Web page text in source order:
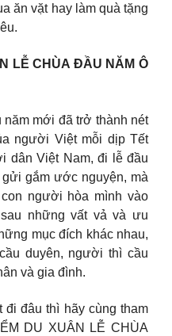
ăn vặt hay làm quà tặng
LỄ CHÙA ĐẦU NĂM Ô
mới đã trở thành nét
người Việt mỗi dịp Tết
dân Việt Nam, đi lễ đầu
gắm ước nguyện, mà
người hòa mình vào
những vất vả và ưu
mục đích khác nhau,
duyên, người thì cầu
và gia đình.
đâu thì hãy cùng tham
DU XUÂN LỄ CHÙA